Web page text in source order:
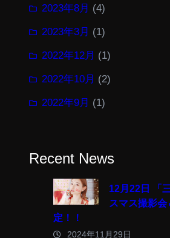
2023年8月 (4)
2023年3月 (1)
2022年12月 (1)
2022年10月 (2)
2022年9月 (1)
Recent News
12月22日 「
スマス撮影
定！！
2024年11月29日